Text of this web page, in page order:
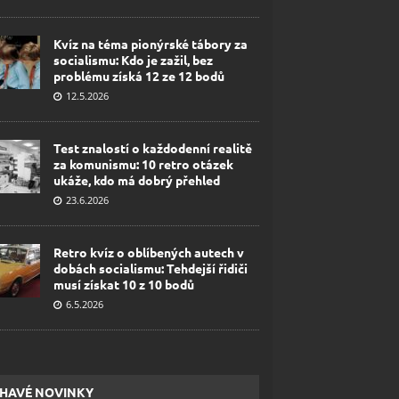
Kvíz na téma pionýrské tábory za
socialismu: Kdo je zažil, bez
problému získá 12 ze 12 bodů
12.5.2026
Test znalostí o každodenní realitě
za komunismu: 10 retro otázek
ukáže, kdo má dobrý přehled
23.6.2026
Retro kvíz o oblíbených autech v
dobách socialismu: Tehdejší řidiči
musí získat 10 z 10 bodů
6.5.2026
NOVINKY